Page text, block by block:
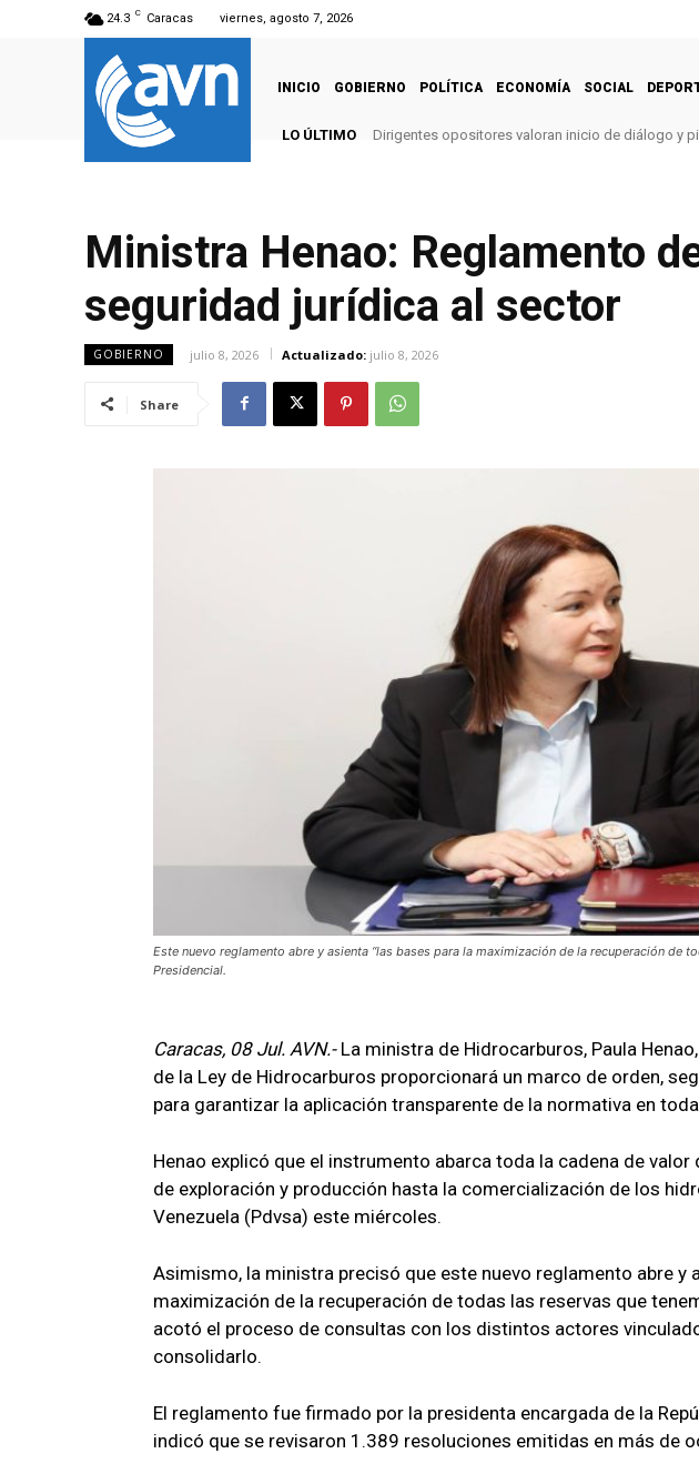
24.3 C Caracas viernes, agosto 7, 2026
INICIO GOBIERNO POLÍTICA ECONOMÍA SOCIAL
LO ÚLTIMO Dirigentes opositores valoran inicio de diálogo y
Ministra Henao: Reglamento
seguridad jurídica al sector
GOBIERNO julio 8, 2026 Actualizado: julio 8, 2026
Share
Este nuevo reglamento abre y asienta “las bases para la maximización de la recuperación de
Presidencial.
Caracas, 08 Jul. AVN.-La ministra de Hidrocarburos, Paula
de la Ley de Hidrocarburos proporcionará un marco de orden,
para garantizar la aplicación transparente de la normativa en
Henao explicó que el instrumento abarca toda la cadena de
de exploración y producción hasta la comercialización de los
Venezuela (Pdvsa) este miércoles.
Asimismo, la ministra precisó que este nuevo reglamento abre y
maximización de la recuperación de todas las reservas que
acotó el proceso de consultas con los distintos actores
consolidarlo.
El reglamento fue firmado por la presidenta encargada de la
indicó que se revisaron 1.389 resoluciones emitidas en más de